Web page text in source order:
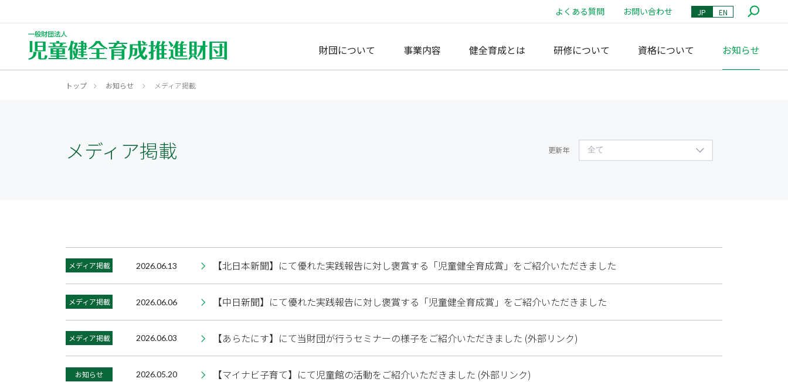
よくある質問 お問い合わせ JP EN
財団について
財団について
事業内容
事業内容
健全育成とは
健全育成とは
研修について
研修について
資格について
資格について
お知らせ
お知らせ
トップ お知らせ メディア掲載
メディア掲載 更新年
メディア掲載 2026.06.13 【北日本新聞】にて優れた実践報告に対し褒賞する「児童健全育成賞」をご紹介いただきました
メディア掲載 2026.06.06 【中日新聞】にて優れた実践報告に対し褒賞する「児童健全育成賞」をご紹介いただきました
メディア掲載 2026.06.03 【あらたにす】にて当財団が行うセミナーの様子をご紹介いただきました (外部リンク)
お知らせ 2026.05.20 【マイナビ子育て】にて児童館の活動をご紹介いただきました (外部リンク)